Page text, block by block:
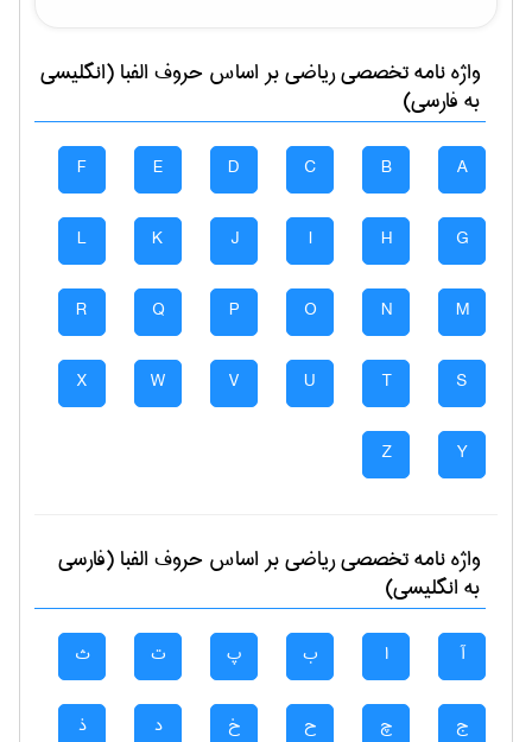
واژه نامه تخصصیرياضیبر اساس حروف الفبا (انگلیسی
به فارسی)
A
B
C
D
E
F
G
H
I
J
K
L
M
N
O
P
Q
R
S
T
U
V
W
X
Y
Z
واژه نامه تخصصیرياضیبر اساس حروف الفبا (فارسی
به انگلیسی)
آ ا ب پ ت ث
ج چ ح خ د ذ